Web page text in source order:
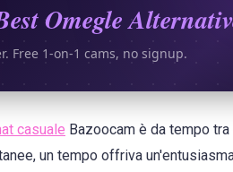
Omegle
Free 1-on-1 cams, no signup.
casuale Bazoocam è da tempo
un tempo offriva